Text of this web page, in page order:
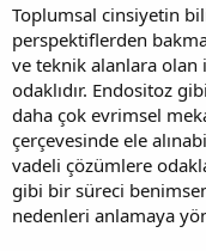
Toplumsal cinsiyetin
perspektiflerden
ve teknik alanlara
odaklıdır. Endositoz
daha çok evrimsel
çerçevesinde ele
vadeli çözümlere
gibi bir süreci
nedenleri anlamaya